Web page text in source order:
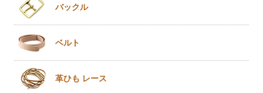
バックル
ベルト
革ひも レース